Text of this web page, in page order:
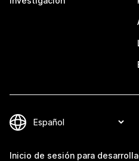
Inicio de sesión para